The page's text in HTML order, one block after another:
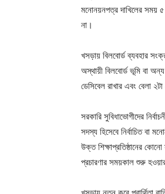
মনোনয়নপত্র দাখিলের সময় ৫
না।
খসড়ায় বিলবোর্ড ব্যবহার
অস্থায়ী বিলবোর্ড ভূমি বা
ডেসিবেল রাখার এবং বেলা
সরকারি সুবিধাভোগীদের
সদস্য হিসেবে নির্বাচিত বা
উক্ত শিক্ষাপ্রতিষ্ঠানের
প্রচারণার সময়কাল শুরু